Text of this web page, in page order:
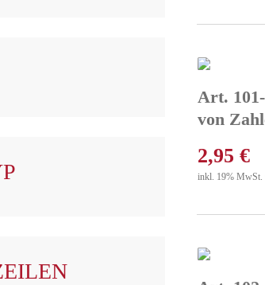
Art.
von
2,95 €
inkl. 19% MwSt.